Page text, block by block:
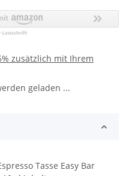
zusätzlich mit Ihrem
geladen ...
Tasse Easy Bar